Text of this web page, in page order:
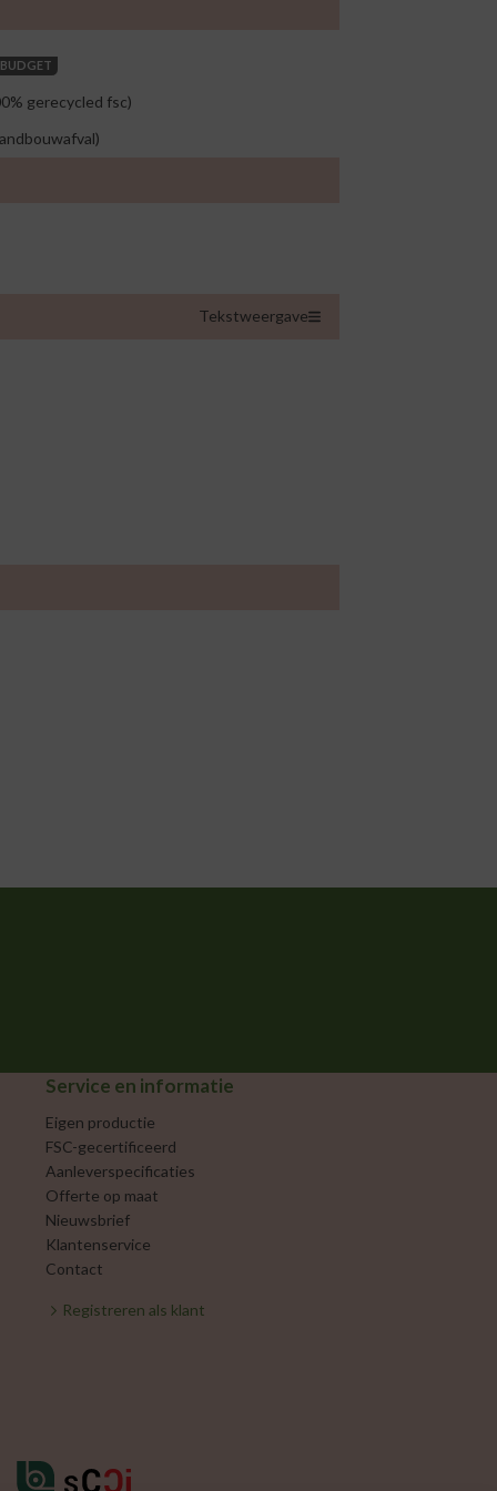
BUDGET
gerecycled fsc)
Tekstweergave
Service en informatie
Eigen productie
FSC-gecertificeerd
Aanleverspecificaties
Offerte op maat
Nieuwsbrief
Klantenservice
Contact
Registreren als klant